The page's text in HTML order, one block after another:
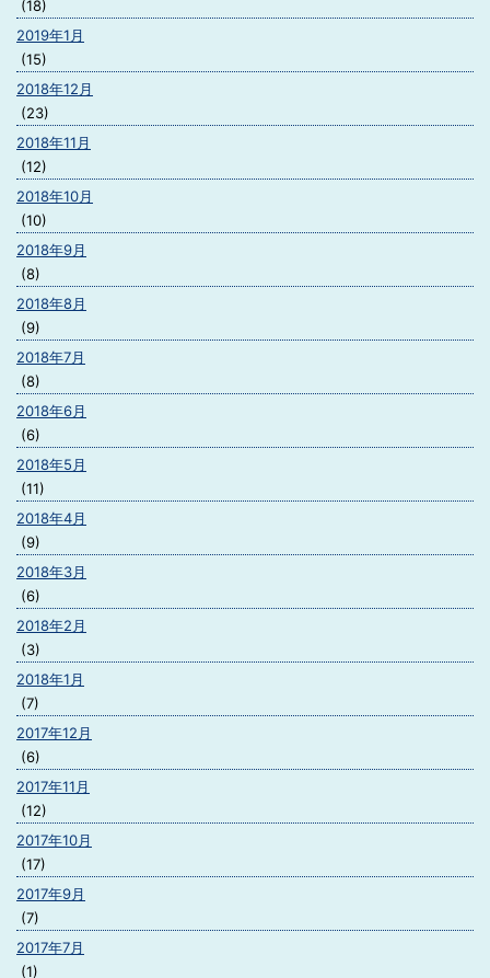
(18)
2019年1月
(15)
2018年12月
(23)
2018年11月
(12)
2018年10月
(10)
2018年9月
(8)
2018年8月
(9)
2018年7月
(8)
2018年6月
(6)
2018年5月
(11)
2018年4月
(9)
2018年3月
(6)
2018年2月
(3)
2018年1月
(7)
2017年12月
(6)
2017年11月
(12)
2017年10月
(17)
2017年9月
(7)
2017年7月
(1)